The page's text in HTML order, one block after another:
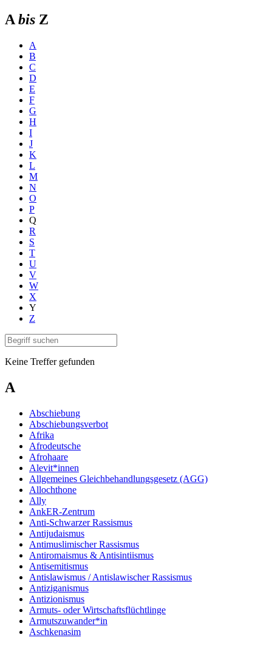
A bis Z
A
B
C
D
E
F
G
H
I
J
K
L
M
N
O
P
Q
R
S
T
U
V
W
X
Y
Z
Keine Treffer gefunden
A
Abschiebung
Abschiebungsverbot
Afrika
Afrodeutsche
Afrohaare
Alevit*innen
Allgemeines Gleichbehandlungsgesetz (AGG)
Allochthone
Ally
AnkER-Zentrum
Anti-Schwarzer Rassismus
Antijudaismus
Antimuslimischer Rassismus
Antiromaismus & Antisintiismus
Antisemitismus
Antislawismus / Antislawischer Rassismus
Antiziganismus
Antizionismus
Armuts- oder Wirtschaftsflüchtlinge
Armutszuwander*in
Aschkenasim